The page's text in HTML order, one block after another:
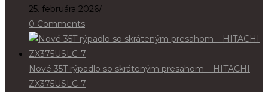
25. februára 2026/
0 Comments
Nové 35T rýpadlo so skráteným presahom – HITACHI
ZX375USLC-7